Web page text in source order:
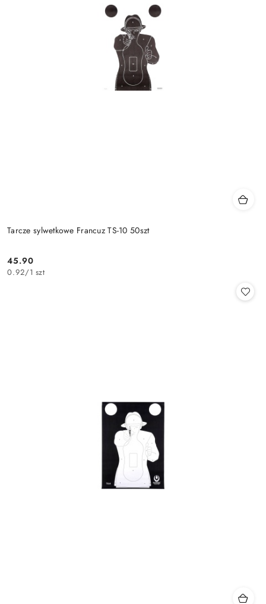
Tarcze sylwetkowe Francuz TS-10 50szt
Cena:
45.90
0.92/1 szt